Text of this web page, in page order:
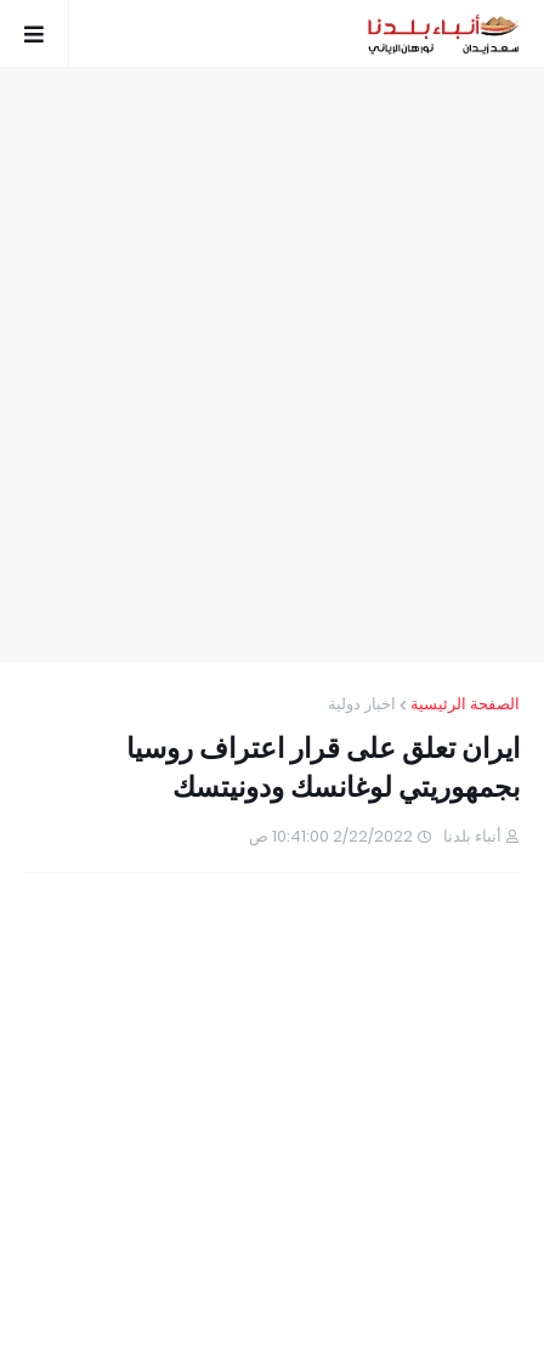
الصفحة الرئيسية اخبار دولية
ايران تعلق على قرار اعتراف روسيا
بجمهوريتي لوغانسك ودونيتسك
أنباء بلدنا 2/22/2022 10:41:00 ص